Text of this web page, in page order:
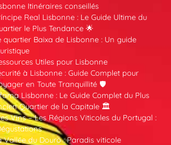
Itinéraires conseillés
Real Lisbonne : Le Guide Ultime du
le Plus Tendance 🌟
quartier Baixa de Lisbonne : Un guide
Utiles pour Lisbonne
à Lisbonne : Guide Complet pour
en Toute Tranquillité 🛡️
Lisbonne : Le Guide Complet du Plus
Quartier de la Capitale 🏛️
Vins – Les Régions Viticoles du Portugal :
Vallée du Douro : Paradis viticole